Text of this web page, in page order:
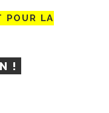
POUR LA
!